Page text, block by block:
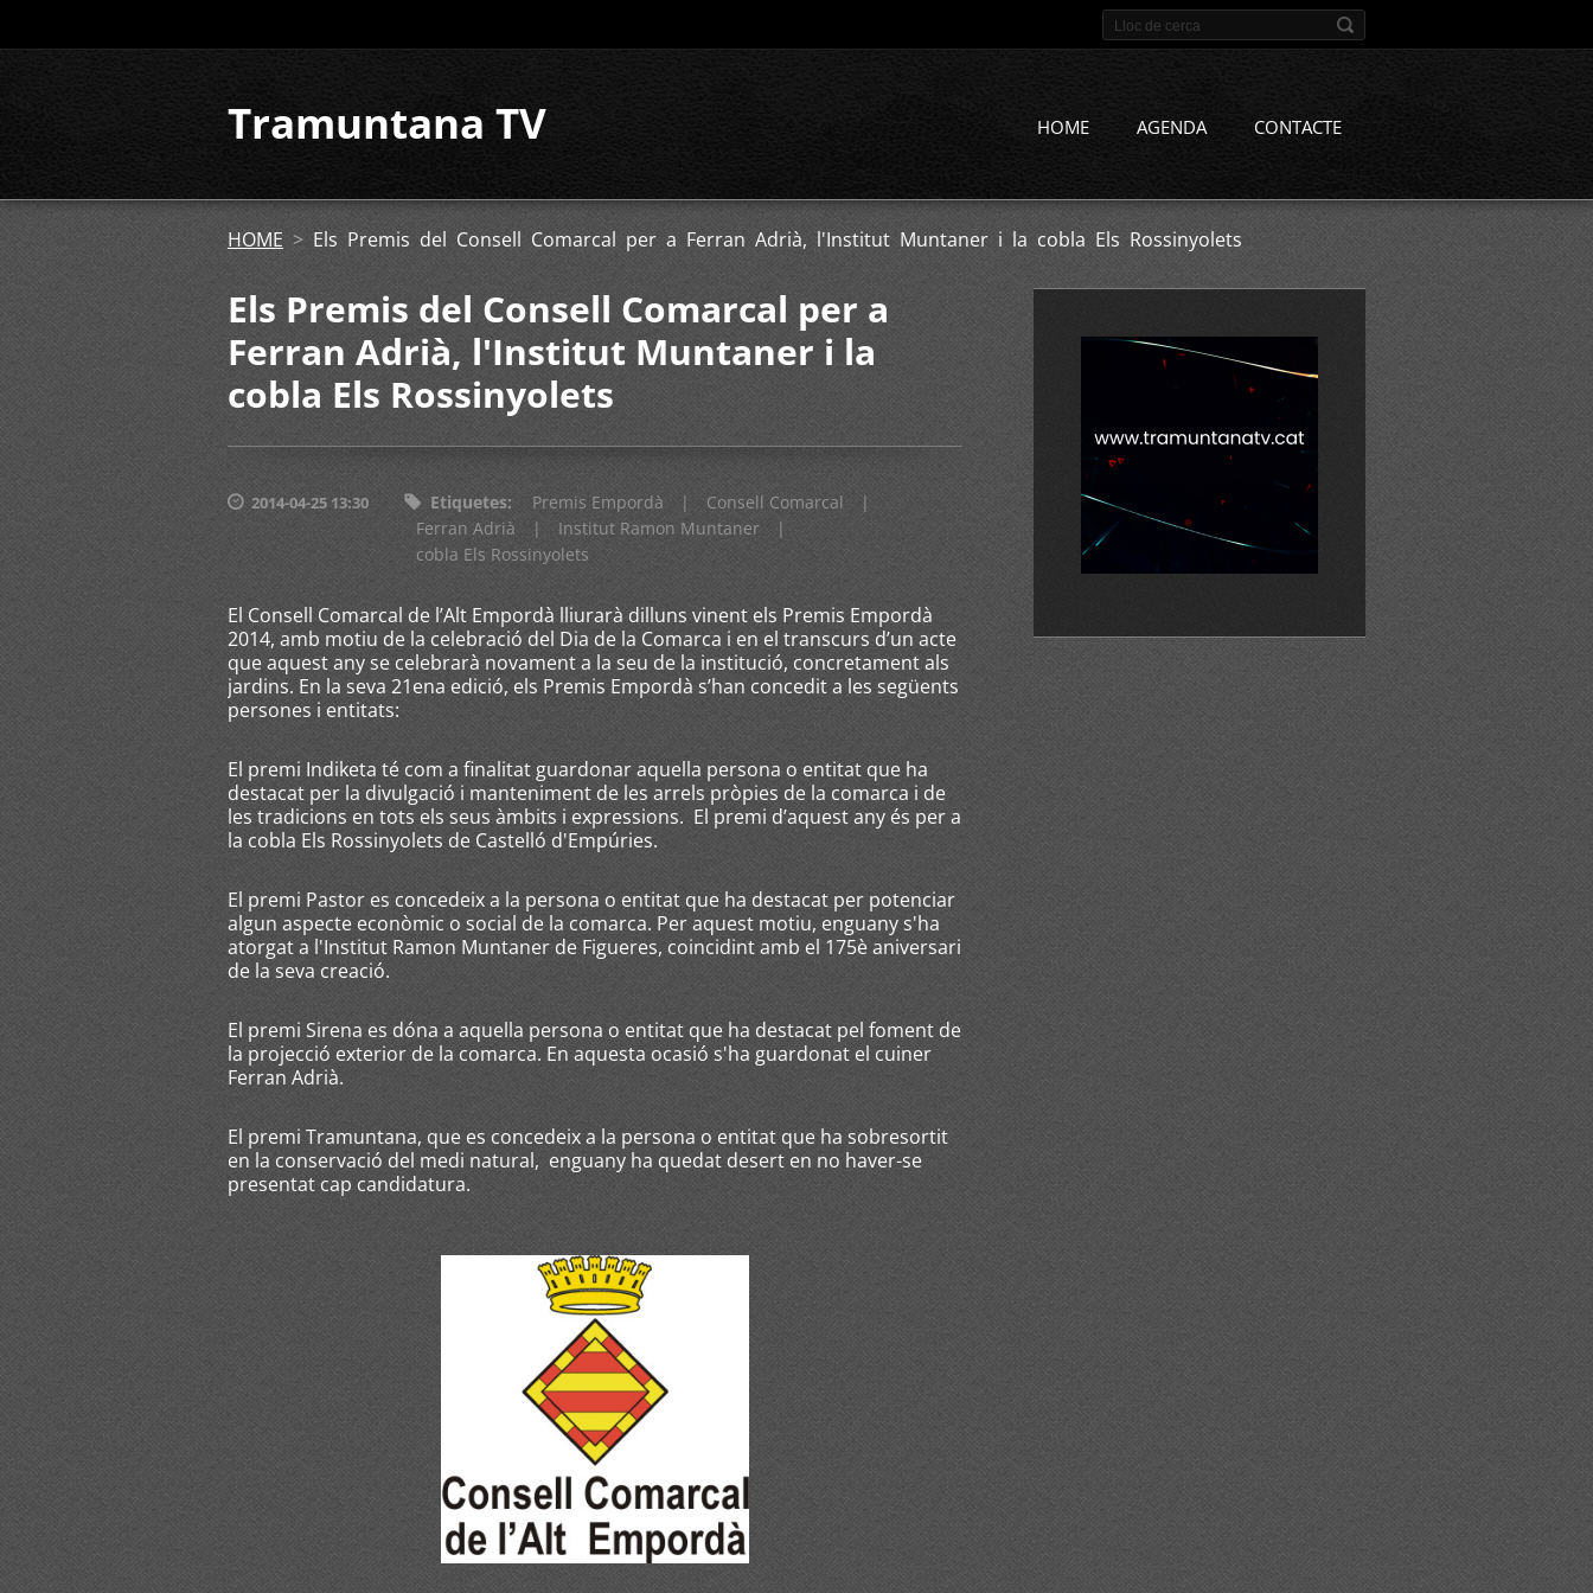
Tramuntana TV HOME AGENDA CONTACTE
HOME > Els Premis del Consell Comarcal per a Ferran Adrià, l'Institut Muntaner i la cobla Els Rossinyolets
Els Premis del Consell Comarcal per a
Ferran Adrià, l'Institut Muntaner i la
cobla Els Rossinyolets
2014-04-25 13:30 Etiquetes: Premis Empordà | Consell Comarcal
|
Ferran Adrià
| Institut Ramon Muntaner
|
cobla Els Rossinyolets
El Consell Comarcal de l’Alt Empordà lliurarà dilluns vinent els Premis Empordà
2014, amb motiu de la celebració del Dia de la Comarca i en el transcurs d’un acte
que aquest any se celebrarà novament a la seu de la institució, concretament als
jardins. En la seva 21ena edició, els Premis Empordà s’han concedit a les següents
persones i entitats:
El premi Indiketa té com a finalitat guardonar aquella persona o entitat que ha
destacat per la divulgació i manteniment de les arrels pròpies de la comarca i de
les tradicions en tots els seus àmbits i expressions. El premi d’aquest any és per a
la cobla Els Rossinyolets de Castelló d'Empúries.
El premi Pastor es concedeix a la persona o entitat que ha destacat per potenciar
algun aspecte econòmic o social de la comarca. Per aquest motiu, enguany s'ha
atorgat a l'Institut Ramon Muntaner de Figueres, coincidint amb el 175è aniversari
de la seva creació.
El premi Sirena es dóna a aquella persona o entitat que ha destacat pel foment de
la projecció exterior de la comarca. En aquesta ocasió s'ha guardonat el cuiner
Ferran Adrià.
El premi Tramuntana, que es concedeix a la persona o entitat que ha sobresortit
en la conservació del medi natural, enguany ha quedat desert en no haver-se
presentat cap candidatura.